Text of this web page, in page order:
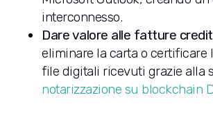
interconnesso.
Dare valore alle fatture
eliminare la carta o certificare
file digitali ricevuti grazie alla
notarizzazione su blockchain